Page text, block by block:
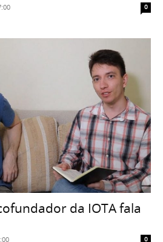
0
da IOTA fala
0